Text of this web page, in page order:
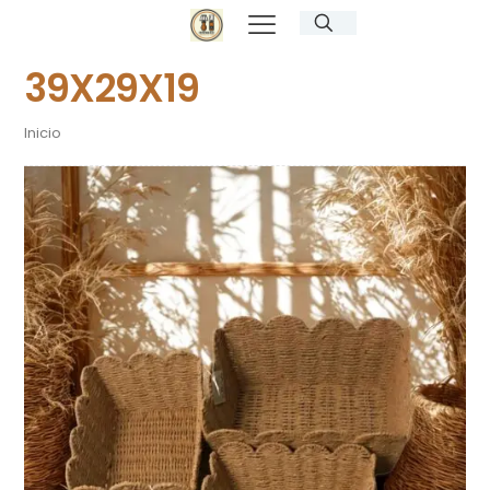
39X29X19
Inicio